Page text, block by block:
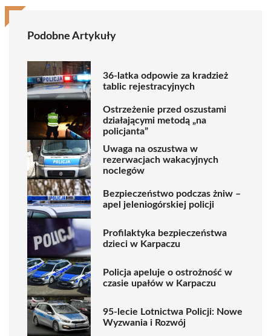
Podobne Artykuły
36-latka odpowie za kradzież
tablic rejestracyjnych
Ostrzeżenie przed oszustami
działającymi metodą „na
policjanta”
Uwaga na oszustwa w
rezerwacjach wakacyjnych
noclegów
Bezpieczeństwo podczas żniw –
apel jeleniogórskiej policji
Profilaktyka bezpieczeństwa
dzieci w Karpaczu
Policja apeluje o ostrożność w
czasie upałów w Karpaczu
95-lecie Lotnictwa Policji: Nowe
Wyzwania i Rozwój